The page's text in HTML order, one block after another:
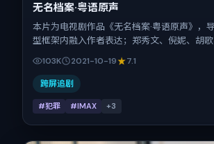
无名档案·粤语原声
本片为电视剧作品《无名档案·粤语原声》，
型框架内融入作者表达；郑秀文、倪妮、胡
太、王凯在片中承担多重关系线。故事类型为
与出品背景为印度。上映时间 2021年10月19
2021-10-19），全片103分钟，节奏张弛有度。
103K 2021-10-19 7.1
跨屏追剧
#犯罪 #IMAX +3